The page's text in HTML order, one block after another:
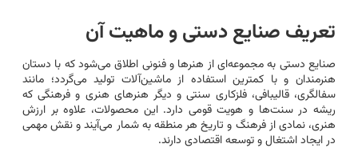
تعریف صنایع دستی و ماهیت آن
صنایع دستی به مجموعه‌ای از هنرها و فنونی اطلاق می‌شود که با دستان
هنرمندان و با کمترین استفاده از ماشین‌آلات تولید می‌گردد؛ مانند
سفالگری، قالیبافی، فلزکاری سنتی و دیگر هنرهای هنری و فرهنگی که
ریشه در سنت‌ها و هویت قومی دارد. این محصولات، علاوه بر ارزش
هنری، نمادی از فرهنگ و تاریخ هر منطقه به شمار می‌آیند و نقش مهمی
در ایجاد اشتغال و توسعه اقتصادی دارند.